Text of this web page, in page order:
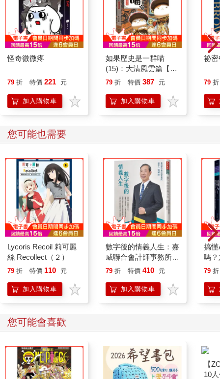
怪奇微微疼
79 折 特價 221 元
加入購物車
如果歷史是一群喵
(15)：大清風雲篇【萌
貓漫畫學歷史】
79 折 特價 387 元
加入購物車
祕
79 折
您可能也需要
Lycoris Recoil 莉可麗
絲 Recollect（２）
79 折 特價 110 元
加入購物車
數字後的情義人生：嘉
威聯合會計師事務所創
辦人張威珍的故事
79 折 特價 410 元
加入購物車
搞
嗎
智
79 折
您可能會喜歡
【
10